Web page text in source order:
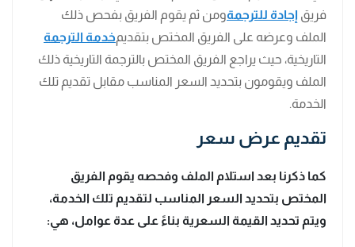
فريق إجادة للترجمةومن ثم يقوم الفريق بفحص ذلك
الملف وعرضه على الفريق المختص بتقديمخدمة الترجمة
التاريخية، حيث يراجع الفريق المختص بالترجمة التاريخية ذلك
الملف ويقومون بتحديد السعر المناسب مقابل تقديم تلك
الخدمة.
تقديم عرض سعر
كما ذكرنا بعد استلام الملف وفحصه يقوم الفريق
المختص بتحديد السعر المناسب لتقديم تلك الخدمة،
ويتم تحديد القيمة السعرية بناءً على عدة عوامل، هي: